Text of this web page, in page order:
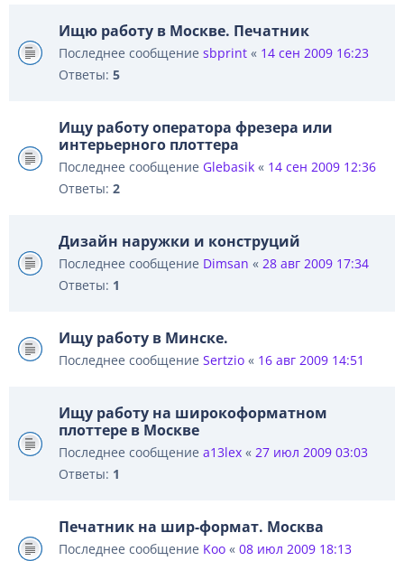
Ищю работу в Москве. Печатник
Последнее сообщение sbprint « 14 сен 2009 16:23
Ответы: 5
Ищу работу оператора фрезера или
интерьерного плоттера
Последнее сообщение Glebasik « 14 сен 2009 12:36
Ответы: 2
Дизайн наружки и конструций
Последнее сообщение Dimsan « 28 авг 2009 17:34
Ответы: 1
Ищу работу в Минске.
Последнее сообщение Sertzio « 16 авг 2009 14:51
Ищу работу на широкоформатном
плоттере в Москве
Последнее сообщение a13lex « 27 июл 2009 03:03
Ответы: 1
Печатник на шир-формат. Москва
Последнее сообщение Koo « 08 июл 2009 18:13